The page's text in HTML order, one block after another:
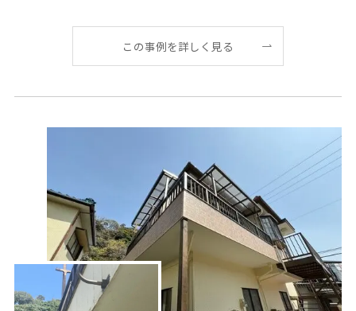
この事例を詳しく見る